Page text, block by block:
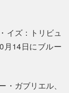
イズ：トリビュ
月14日にブルー
ガブリエル、